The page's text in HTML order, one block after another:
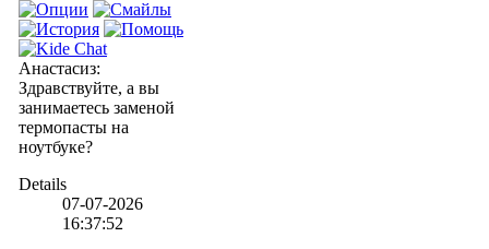
Анастасиз:
Здравствуйте, а вы
занимаетесь заменой
термопасты на
ноутбуке?
Details
07-07-2026
16:37:52